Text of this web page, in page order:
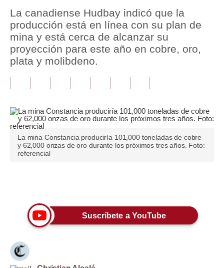
Política
Tu Dinero
Finanzas Personales
Plus G
Opinión
Editorial
Pregunta de hoy
Lujo
Viajes
Moda
La canadiense Hudbay indicó que la
producción está en línea con su plan de
mina y está cerca de alcanzar su
proyección para este año en cobre, oro,
plata y molibdeno.
La mina Constancia produciría 101,000 toneladas de cobre
y 62,000 onzas de oro durante los próximos tres años. Foto:
referencial
Suscríbete a YouTube